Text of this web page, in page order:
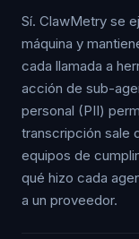
Sí. ClawMetry se
máquina y
cada llamada a
acción de sub-
personal (PII)
transcripción sale
equipos de
qué hizo cada
a un proveedor.